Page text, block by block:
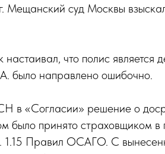
Мещанский суд Москвы
что полис
было направлено ошибочно.
в «Согласии» решение о
принято страховщиком в
1.15 Правил ОСАГО. С